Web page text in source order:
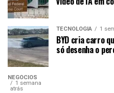
TECNOLOGIA 1
BYD cria carro
só desenha o
NEGÓCIOS
1 semana
atrás